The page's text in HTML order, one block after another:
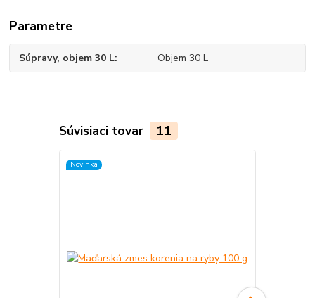
Parametre
Súpravy, objem 30 L Objem 30 L
Súvisiaci tovar 11
Novinka